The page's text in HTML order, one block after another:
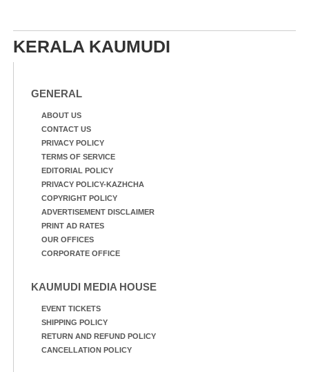
KERALA KAUMUDI
GENERAL
ABOUT US
CONTACT US
PRIVACY POLICY
TERMS OF SERVICE
EDITORIAL POLICY
PRIVACY POLICY-KAZHCHA
COPYRIGHT POLICY
ADVERTISEMENT DISCLAIMER
PRINT AD RATES
OUR OFFICES
CORPORATE OFFICE
KAUMUDI MEDIA HOUSE
EVENT TICKETS
SHIPPING POLICY
RETURN AND REFUND POLICY
CANCELLATION POLICY